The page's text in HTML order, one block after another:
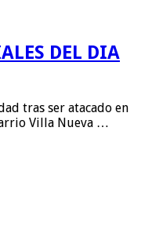
DEL DIA
tras ser atacado en
Villa Nueva …